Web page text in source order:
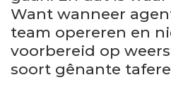
Want wanneer
team opereren en
voorbereid op
soort gênante